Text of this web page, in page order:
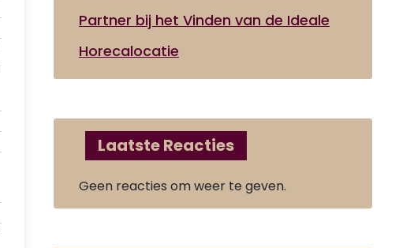
Partner bij het Vinden van de Ideale
Horecalocatie
Laatste Reacties
Geen reacties om weer te geven.